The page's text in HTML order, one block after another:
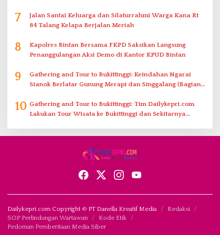
7
Jalan Santai Keluarga dan Silaturrahmi Warga Kana Rt
84 Talang Kelapa Berjalan Meriah
8
Kapolres Bintan Bersama FKPD Saksikan Langsung
Penanggulangan Aksi Demo di Kantor KPUD Bintan
9
Gathering and Tour to Bukittinggi: Keindahan Ngarai
Sianok Berlatar Gunung Merapi dan Singgalang (Bagian
10 Gathering and Tour to Bukittinggi: Tim Dailykepri.com
Lakukan Tour Wisata ke Bukittinggi dan Sekitarnya
Dailykepri.com Copyright © PT Danella Kreatif Media
Redaksi
SOP Perlindungan Wartawan
Kode Etik
Pedoman Pemberitaan Media Siber